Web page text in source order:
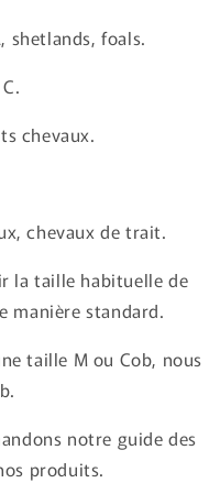
shetlands, foals.
chevaux.
chevaux de trait.
la taille habituelle de
manière standard.
taille M ou Cob, nous
notre guide des
produits.